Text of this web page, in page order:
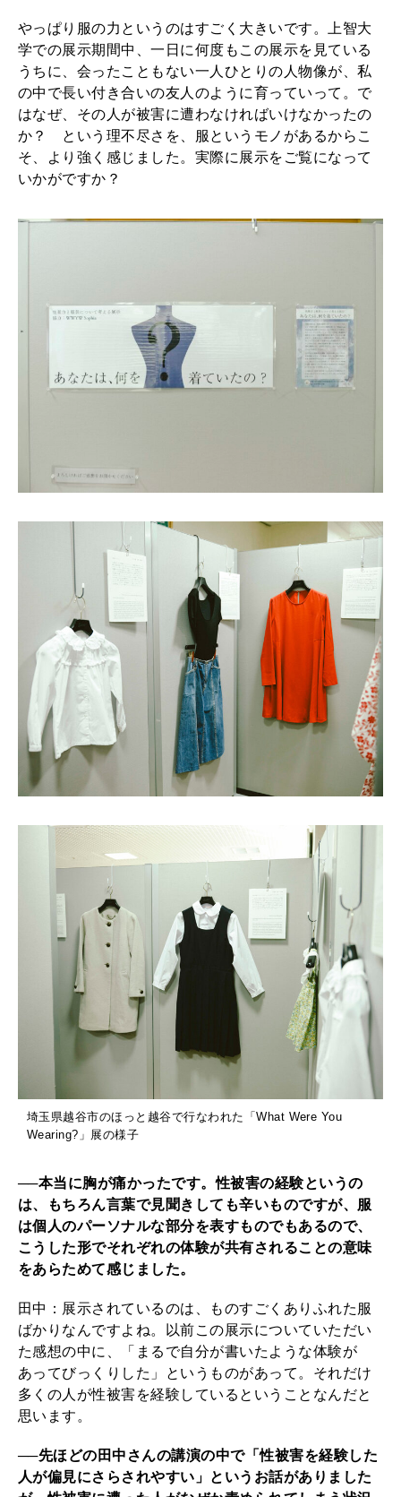
さ
ん
イ
ン
タ
ビ
ュ
やっぱり服の力というのはすごく大きいです。上智大
学での展示期間中、一日に何度もこの展示を見ている
うちに、会ったこともない一人ひとりの人物像が、私
の中で長い付き合いの友人のように育っていって。で
はなぜ、その人が被害に遭わなければいけなかったの
か？ という理不尽さを、服というモノがあるからこ
そ、より強く感じました。実際に展示をご覧になって
いかがですか？
埼玉県越谷市のほっと越谷で行なわれた「What Were You
Wearing?」展の様子
──本当に胸が痛かったです。性被害の経験というの
は、もちろん言葉で見聞きしても辛いものですが、服
は個人のパーソナルな部分を表すものでもあるので、
こうした形でそれぞれの体験が共有されることの意味
をあらためて感じました。
田中：展示されているのは、ものすごくありふれた服
ばかりなんですよね。以前この展示についていただい
た感想の中に、「まるで自分が書いたような体験が
あってびっくりした」というものがあって。それだけ
多くの人が性被害を経験しているということなんだと
思います。
──先ほどの田中さんの講演の中で「性被害を経験した
人が偏見にさらされやすい」というお話がありました